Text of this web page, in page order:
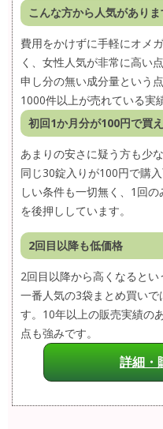
こんな方から人気があり
費用をかけずに手軽にオメ
く、女性人気が非常に高い
申し分の無い成分量という
1000件以上が売れている実
初回1か月分が100円で買
あまりの安さに疑う方も少
同じ30錠入りが100円で購
しい条件も一切無く、1回
を後押ししています。
2回目以降も低価格
2回目以降から高くなるとい
一番人気の3袋まとめ買い
す。10年以上の販売実績の
点も強みです。
詳細・